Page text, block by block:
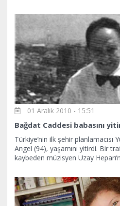
01 Aralık 2010 - 15:51
Bağdat Caddesi babasını
Türkiye’nin ilk şehir planlamacısı
Angel (94), yaşamını yitirdi. Bir
kaybeden müzisyen Uzay